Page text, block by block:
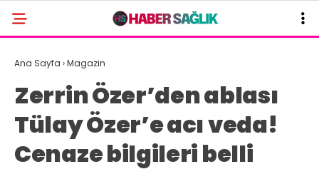
Ana Sayfa ›Magazin
Zerrin Özer’den ablası
Tülay Özer’e acı veda!
Cenaze bilgileri belli